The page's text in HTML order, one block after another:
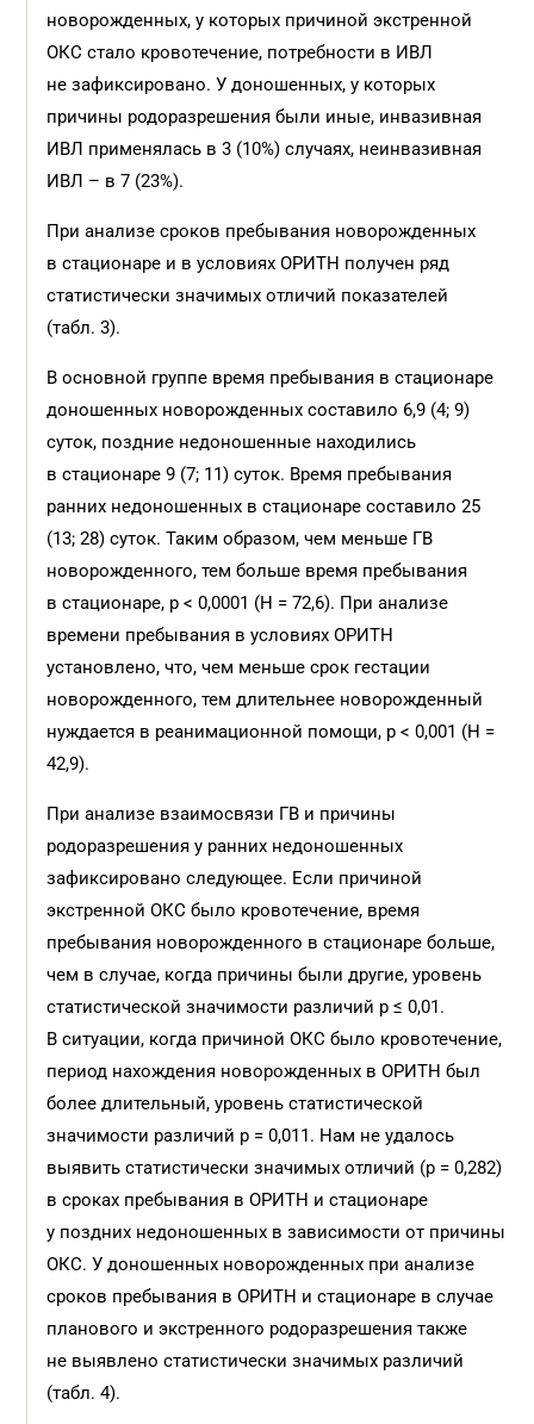
новорожденных, у которых причиной экстренной
ОКС стало кровотечение, потребности в ИВЛ
не зафиксировано. У доношенных, у которых
причины родоразрешения были иные, инвазивная
ИВЛ применялась в 3 (10%) случаях, неинвазивная
ИВЛ – в 7 (23%).
При анализе сроков пребывания новорожденных
в стационаре и в условиях ОРИТН получен ряд
статистически значимых отличий показателей
(табл. 3).
В основной группе время пребывания в стационаре
доношенных новорожденных составило 6,9 (4; 9)
суток, поздние недоношенные находились
в стационаре 9 (7; 11) суток. Время пребывания
ранних недоношенных в стационаре составило 25
(13; 28) суток. Таким образом, чем меньше ГВ
новорожденного, тем больше время пребывания
в стационаре, р < 0,0001 (H = 72,6). При анализе
времени пребывания в условиях ОРИТН
установлено, что, чем меньше срок гестации
новорожденного, тем длительнее новорожденный
нуждается в реанимационной помощи, р < 0,001 (H =
42,9).
При анализе взаимосвязи ГВ и причины
родоразрешения у ранних недоношенных
зафиксировано следующее. Если причиной
экстренной ОКС было кровотечение, время
пребывания новорожденного в стационаре больше,
чем в случае, когда причины были другие, уровень
статистической значимости различий p ≤ 0,01.
В ситуации, когда причиной ОКС было кровотечение,
период нахождения новорожденных в ОРИТН был
более длительный, уровень статистической
значимости различий р = 0,011. Нам не удалось
выявить статистически значимых отличий (р = 0,282)
в сроках пребывания в ОРИТН и стационаре
у поздних недоношенных в зависимости от причины
ОКС. У доношенных новорожденных при анализе
сроков пребывания в ОРИТН и стационаре в случае
планового и экстренного родоразрешения также
не выявлено статистически значимых различий
(табл. 4).